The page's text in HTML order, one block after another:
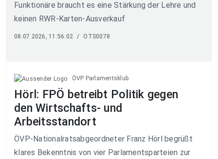
Funktionäre braucht es eine Stärkung der Lehre und
keinen RWR-Karten-Ausverkauf
08.07.2026, 11:56:02 / OTS0078
ÖVP Parlamentsklub
Hörl: FPÖ betreibt Politik gegen
den Wirtschafts- und
Arbeitsstandort
ÖVP-Nationalratsabgeordneter Franz Hörl begrüßt
klares Bekenntnis von vier Parlamentsparteien zur